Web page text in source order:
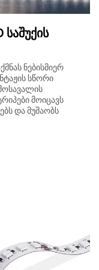
ნებისმიერ
სწორი
მოიცავს
და მუშაობს